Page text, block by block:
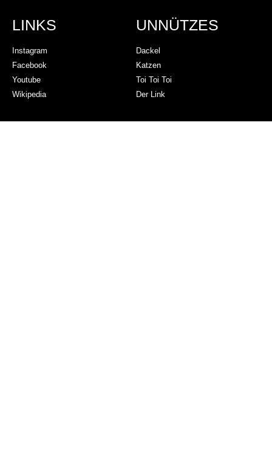
LINKS
Instagram
Facebook
Youtube
Wikipedia
UNNÜTZES
Dackel
Katzen
Toi Toi Toi
Der Link